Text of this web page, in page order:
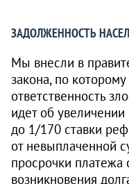
ЗАДОЛЖЕННОСТЬ
Мы внесли в
закона, по
ответственность
идет об
до 1/170 ставки
от невыплаченной
просрочки платежа
возникновения